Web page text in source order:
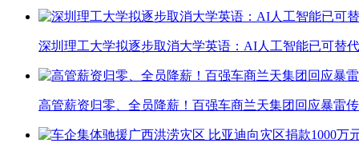
深圳理工大学拟逐步取消大学英语：AI人工智能已可替
高管薪资归零、全员降薪！百强车商兰天集团回应暴雷